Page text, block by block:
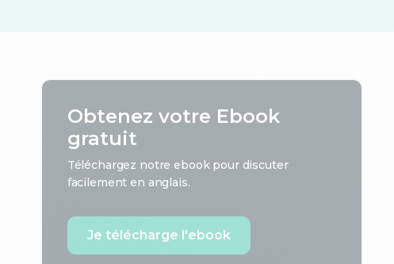
Obtenez votre Ebook
gratuit
Téléchargez notre ebook pour discuter
facilement en anglais.
Je télécharge l'ebook